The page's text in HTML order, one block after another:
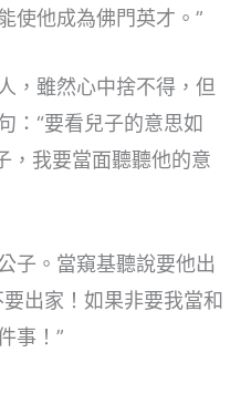
使他成為佛門英才。”
，雖然心中捨不得，但
：“要看兒子的意思如
，我要當面聽聽他的意
子。當窺基聽說要他出
出家！如果非要我當和
事！”